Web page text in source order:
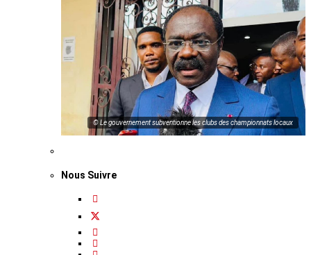
© Le gouvernement subventionne les clubs des championnats locaux
Nous Suivre